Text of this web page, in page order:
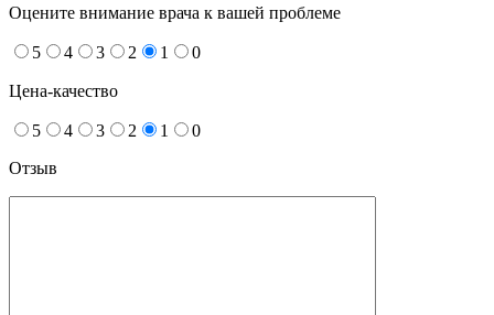
Оцените внимание врача к вашей проблеме
5 4 3 2 1 0
Цена-качество
5 4 3 2 1
0
Отзыв